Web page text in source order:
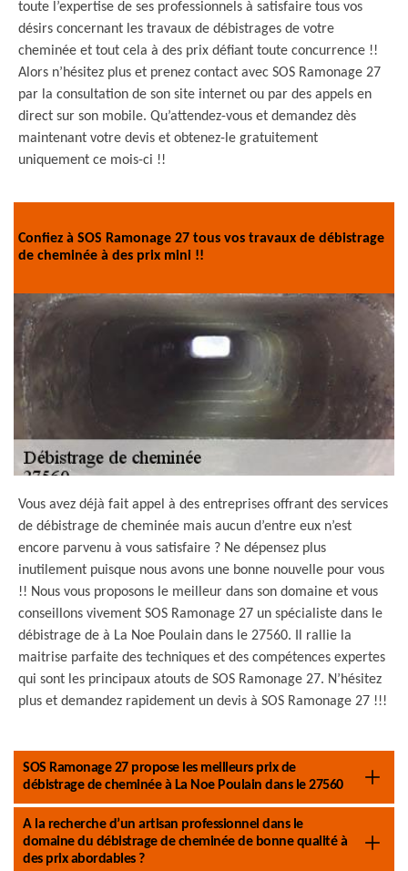
toute l’expertise de ses professionnels à satisfaire tous vos
désirs concernant les travaux de débistrages de votre
cheminée et tout cela à des prix défiant toute concurrence !!
Alors n’hésitez plus et prenez contact avec SOS Ramonage 27
par la consultation de son site internet ou par des appels en
direct sur son mobile. Qu’attendez-vous et demandez dès
maintenant votre devis et obtenez-le gratuitement
uniquement ce mois-ci !!
Confiez à SOS Ramonage 27 tous vos travaux de débistrage
de cheminée à des prix mini !!
Vous avez déjà fait appel à des entreprises offrant des services
de débistrage de cheminée mais aucun d’entre eux n’est
encore parvenu à vous satisfaire ? Ne dépensez plus
inutilement puisque nous avons une bonne nouvelle pour vous
!! Nous vous proposons le meilleur dans son domaine et vous
conseillons vivement SOS Ramonage 27 un spécialiste dans le
débistrage de à La Noe Poulain dans le 27560. Il rallie la
maitrise parfaite des techniques et des compétences expertes
qui sont les principaux atouts de SOS Ramonage 27. N’hésitez
plus et demandez rapidement un devis à SOS Ramonage 27 !!!
SOS Ramonage 27 propose les meilleurs prix de
débistrage de cheminée à La Noe Poulain dans le 27560
A la recherche d’un artisan professionnel dans le
domaine du débistrage de cheminée de bonne qualité à
des prix abordables ?